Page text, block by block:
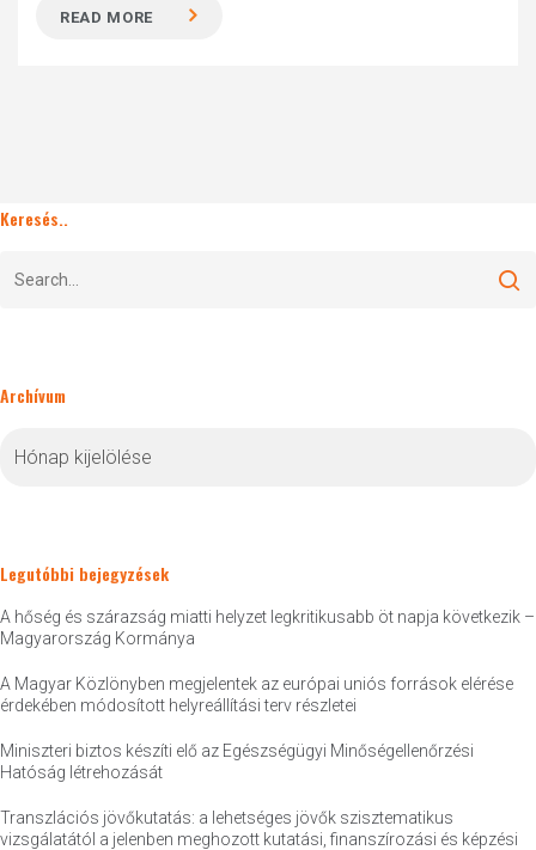
READ MORE
Keresés..
Archívum
Legutóbbi bejegyzések
A hőség és szárazság miatti helyzet legkritikusabb öt napja következik –
Magyarország Kormánya
A Magyar Közlönyben megjelentek az európai uniós források elérése
érdekében módosított helyreállítási terv részletei
Miniszteri biztos készíti elő az Egészségügyi Minőségellenőrzési
Hatóság létrehozását
Transzlációs jövőkutatás: a lehetséges jövők szisztematikus
vizsgálatától a jelenben meghozott kutatási, finanszírozási és képzési